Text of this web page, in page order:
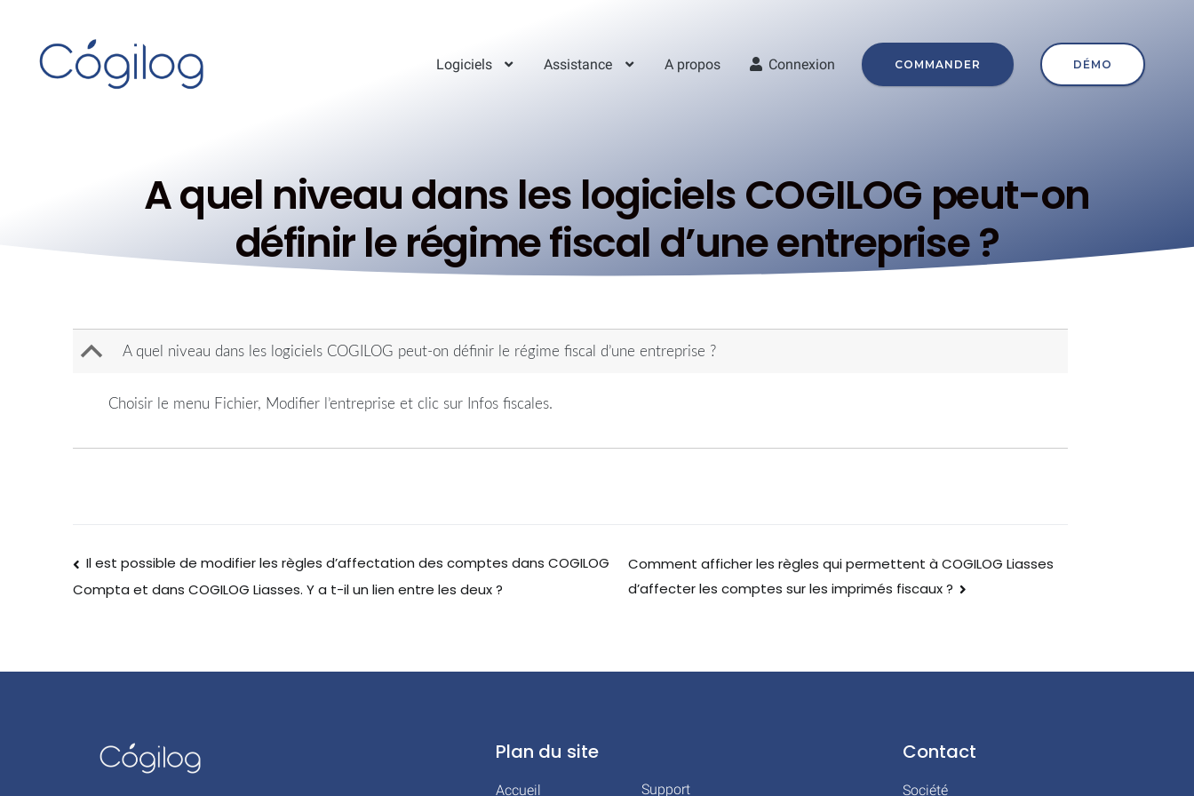
Logiciels Assistance A propos Connexion COMMANDER DÉMO
A quel niveau dans les logiciels COGILOG peut-on
définir le régime fiscal d’une entreprise ?
B A quel niveau dans les logiciels COGILOG peut-on définir le régime fiscal d’une entreprise ?
Choisir le menu Fichier, Modifier l’entreprise et clic sur Infos fiscales.
Il est possible de modifier les règles d’affectation des comptes dans COGILOG
Compta et dans COGILOG Liasses. Y a t-il un lien entre les deux ?
Comment afficher les règles qui permettent à COGILOG Liasses
d’affecter les comptes sur les imprimés fiscaux ?
Plan du site
Accueil Support
Contact
Société